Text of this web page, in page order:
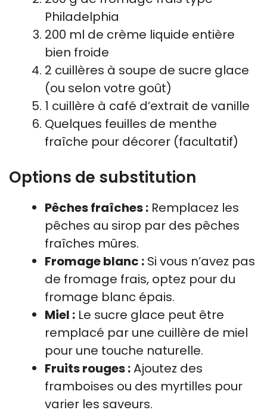
Philadelphia
200 ml de crème liquide entière
bien froide
2 cuillères à soupe de sucre glace
(ou selon votre goût)
1 cuillère à café d’extrait de vanille
Quelques feuilles de menthe
fraîche pour décorer (facultatif)
Options de substitution
Pêches fraîches : Remplacez les
pêches au sirop par des pêches
fraîches mûres.
Fromage blanc : Si vous n’avez pas
de fromage frais, optez pour du
fromage blanc épais.
Miel : Le sucre glace peut être
remplacé par une cuillère de miel
pour une touche naturelle.
Fruits rouges :Ajoutez des
framboises ou des myrtilles pour
varier les saveurs.